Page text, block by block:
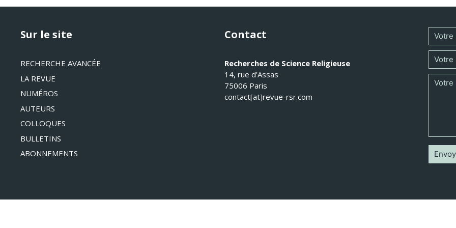
Sur le site
RECHERCHE AVANCÉE
LA REVUE
NUMÉROS
AUTEURS
COLLOQUES
BULLETINS
ABONNEMENTS
Contact
Recherches de Science Religieuse
14, rue d’Assas
75006 Paris
contact[at]revue-rsr.com